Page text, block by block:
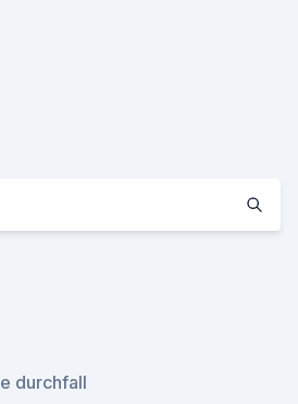
durchfall